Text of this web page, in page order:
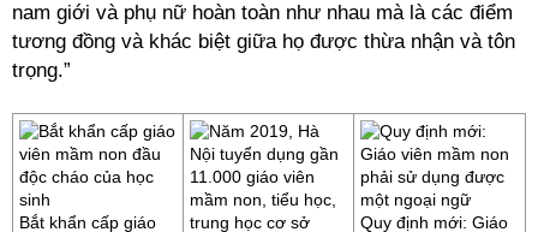
nam giới và phụ nữ hoàn toàn như nhau mà là các điểm
tương đồng và khác biệt giữa họ được thừa nhận và tôn
trọng.”
Bắt khẩn cấp giáo Quy định mới: Giáo